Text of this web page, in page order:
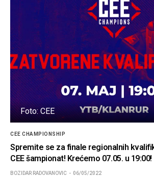
Foto: CEE
CEE CHAMPIONSHIP
Spremite se za finale regionalnih
CEE šampionat! Krećemo 07.05. u 19:00!
BOZIDAR RADOVANOVIC 06/05/2022